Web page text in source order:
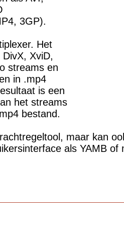
3GP).
Het
XviD,
streams en
in .mp4
is een
het streams
bestand.
maar kan
als YAMB of